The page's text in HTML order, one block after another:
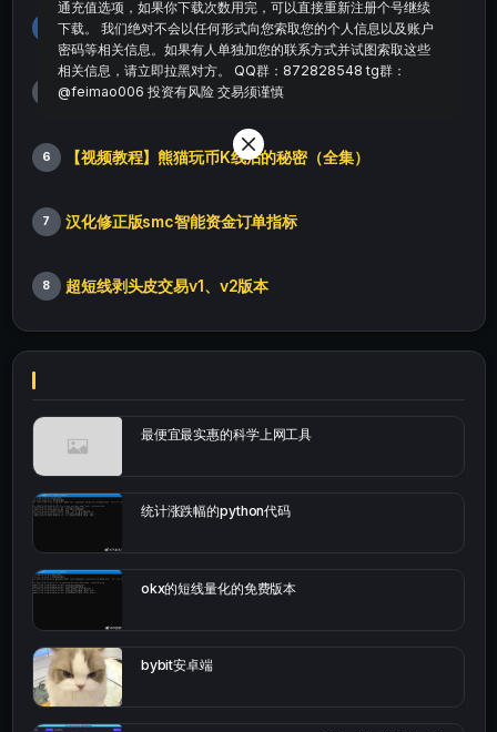
smc+肯特那合并指标
自动支撑阻力+进场提示
6 【视频教程】熊猫玩币K线后的秘密（全集）
7 汉化修正版smc智能资金订单指标
8 超短线剥头皮交易v1、v2版本
最便宜最实惠的科学上网工具
统计涨跌幅的python代码
okx的短线量化的免费版本
bybit安卓端
通充值选项，如果你下载次数用完，可以直接重新注册个号继续
下载。 我们绝对不会以任何形式向您索取您的个人信息以及账户
密码等相关信息。如果有人单独加您的联系方式并试图索取这些
相关信息，请立即拉黑对方。 QQ群：872828548 tg群：
@feimao006 投资有风险 交易须谨慎